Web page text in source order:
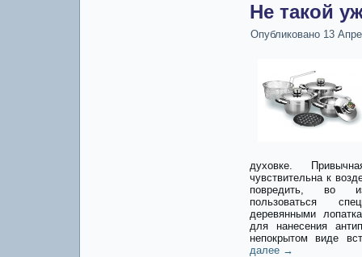
Не такой
Опубликовано 13
духовке.
чувствительна к
повредить, во
пользоваться
деревянными
для нанесения
непокрытом виде
далее →